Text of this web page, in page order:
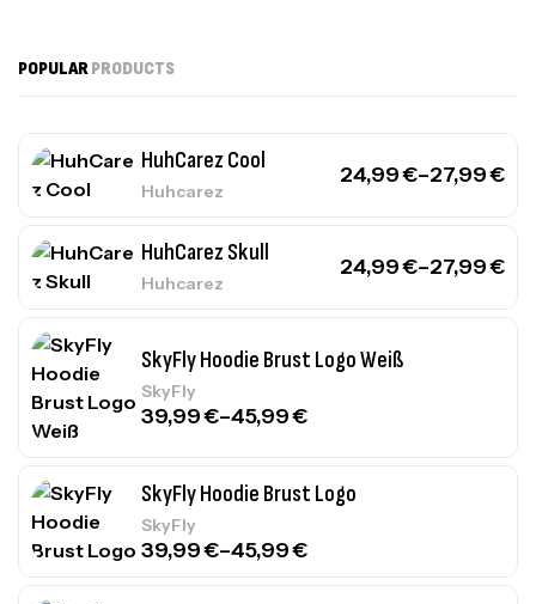
POPULARPRODUCTS
HuhCarez Cool
Huhcarez
24,99€–27,99€
HuhCarez Skull
Huhcarez
24,99€–27,99€
SkyFly Hoodie Brust Logo Weiß
SkyFly
39,99€–45,99€
SkyFly Hoodie Brust Logo
SkyFly
39,99€–45,99€